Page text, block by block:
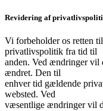
Revidering af
Vi forbeholder os retten
privatlivspolitik fra tid til
anden. Ved ændringer
ændret. Den til
enhver tid gældende
websted. Ved
væsentlige ændringer vil